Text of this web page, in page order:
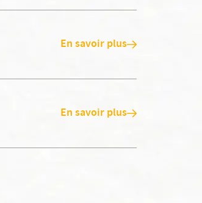
En savoir plus
En savoir plus